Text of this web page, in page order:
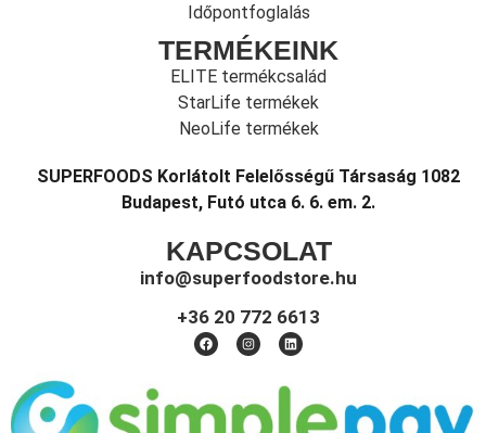
Időpontfoglalás
TERMÉKEINK
ELITE termékcsalád
StarLife termékek
NeoLife termékek
SUPERFOODS Korlátolt Felelősségű Társaság 1082
Budapest, Futó utca 6. 6. em. 2.
KAPCSOLAT
info@superfoodstore.hu
+36 20 772 6613